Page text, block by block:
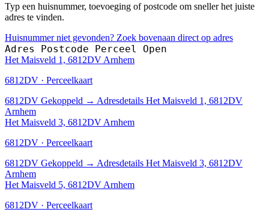
Typ een huisnummer, toevoeging of postcode om sneller het juiste
adres te vinden.
Huisnummer niet gevonden? Zoek bovenaan direct op adres
Adres Postcode Perceel Open
Het Maisveld 1, 6812DV Arnhem
6812DV · Perceelkaart
6812DV Gekoppeld → Adresdetails Het Maisveld 1, 6812DV
Arnhem
Het Maisveld 3, 6812DV Arnhem
6812DV · Perceelkaart
6812DV Gekoppeld → Adresdetails Het Maisveld 3, 6812DV
Arnhem
Het Maisveld 5, 6812DV Arnhem
6812DV · Perceelkaart